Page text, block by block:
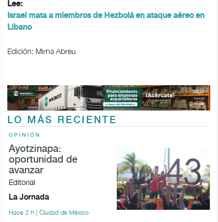
Lee:
Israel mata a miembros de Hezbolá en ataque aéreo en
Líbano
Edición: Mirna Abreu
LO MÁS RECIENTE
OPINIÓN
Ayotzinapa:
oportunidad de
avanzar
Editorial
La Jornada
Hace 2 h | Ciudad de México